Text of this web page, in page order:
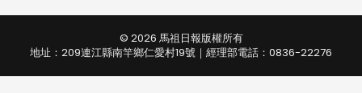
© 2026 馬祖日報版權所有
地址：209連江縣南竿鄉仁愛村19號｜經理部電話：0836-22276